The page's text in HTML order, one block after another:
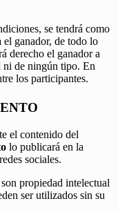
se tendrá como
ganador, de todo lo
derecho el ganador a
ni de ningún tipo. En
los participantes.
el contenido del
lo publicará en la
sociales.
propiedad intelectual
ser utilizados sin su